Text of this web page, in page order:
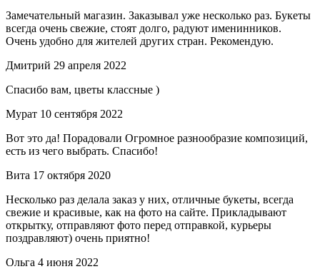
Замечательный магазин. Заказывал уже несколько раз. Букеты
всегда очень свежие, стоят долго, радуют именинников.
Очень удобно для жителей других стран. Рекомендую.
Дмитрий 29 апреля 2022
Спасибо вам, цветы классные )
Мурат 10 сентября 2022
Вот это да! Порадовали Огромное разнообразие композиций,
есть из чего выбрать. Спасибо!
Вита 17 октября 2020
Несколько раз делала заказ у них, отличные букеты, всегда
свежие и красивые, как на фото на сайте. Прикладывают
открытку, отправляют фото перед отправкой, курьеры
поздравляют) очень приятно!
Ольга 4 июня 2022